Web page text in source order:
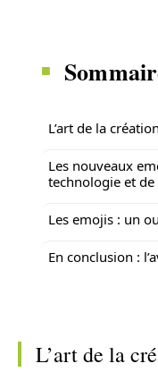
L’art de la
Les nouveaux
technologie et
Les emojis : un
En conclusion :
L’art de la